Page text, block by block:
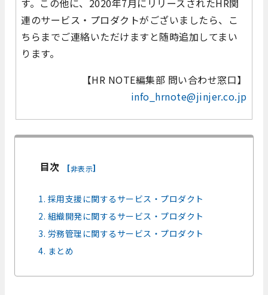
す。この他に、2020年7月にリリースされたHR関
連のサービス・プロダクトがございましたら、こ
ちらまでご連絡いただけますと随時追加してまい
ります。
【HR NOTE編集部 問い合わせ窓口】
info_hrnote@jinjer.co.jp
目次 [非表示]
1. 採用支援に関するサービス・プロダクト
2. 組織開発に関するサービス・プロダクト
3. 労務管理に関するサービス・プロダクト
4. まとめ